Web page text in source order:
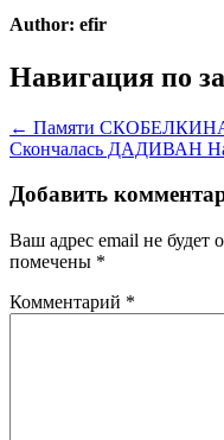
Author: efir
Навигация по
← Памяти СКОБЕЛКИНА
Скончалась ДАДИВАН
Добавить
Ваш адрес email не будет
помечены *
Комментарий *